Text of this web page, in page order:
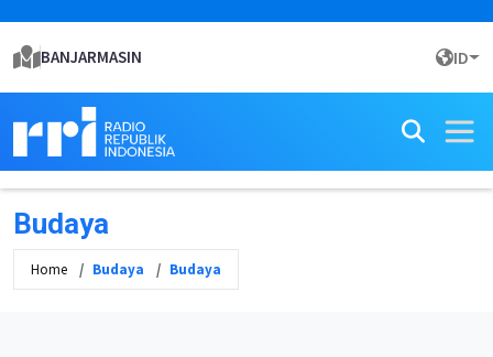
BANJARMASIN ID
Budaya
Home Budaya Budaya